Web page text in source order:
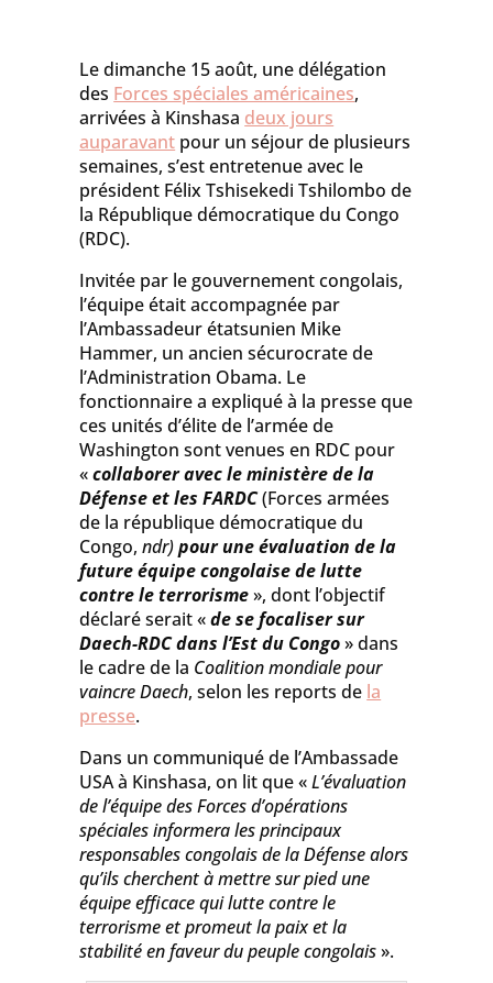
Le dimanche 15 août, une délégation
des Forces spéciales américaines,
arrivées à Kinshasa deux jours
auparavant pour un séjour de plusieurs
semaines, s’est entretenue avec le
président Félix Tshisekedi Tshilombo de
la République démocratique du Congo
(RDC).
Invitée par le gouvernement congolais,
l’équipe était accompagnée par
l’Ambassadeur étatsunien Mike
Hammer, un ancien sécurocrate de
l’Administration Obama. Le
fonctionnaire a expliqué à la presse que
ces unités d’élite de l’armée de
Washington sont venues en RDC pour
«collaborer avec le ministère de la
Défense et les FARDC(Forces armées
de la république démocratique du
Congo,ndr)pour une évaluation de la
future équipe congolaise de lutte
contre le terrorisme», dont l’objectif
déclaré serait «de se focaliser sur
Daech-RDC dans l’Est du Congo» dans
le cadre de la Coalition mondiale pour
vaincreDaech, selon les reports de la
presse.
Dans un communiqué de l’Ambassade
USA à Kinshasa, on lit que «L’évaluation
de l’équipe des Forces d’opérations
spéciales informera les principaux
responsables congolais de la Défense alors
qu’ils cherchent à mettre sur pied une
équipe efficace qui lutte contre le
terrorisme et promeut la paix et la
stabilité en faveur du peuple congolais».